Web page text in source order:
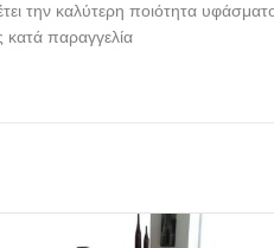
την καλύτερη ποιότητα
παραγγελία